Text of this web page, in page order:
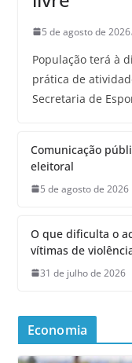
5 de agosto de 2026
População terá à
prática de
Secretaria de
Comunicação
eleitoral
5 de agosto de 2026
O que dificulta o
vítimas de
31 de julho de 2026
Economia